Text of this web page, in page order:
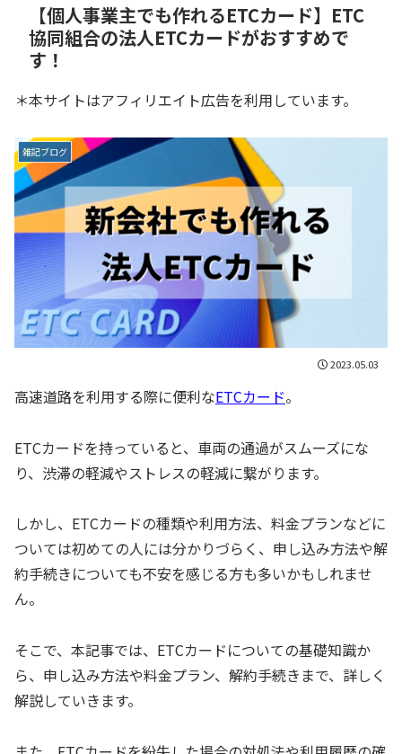
【個人事業主でも作れるETCカード】ETC
協同組合の法人ETCカードがおすすめで
す！
＊本サイトはアフィリエイト広告を利用しています。
雑記ブログ
2023.05.03
高速道路を利用する際に便利なETCカード。
ETCカードを持っていると、車両の通過がスムーズにな
り、渋滞の軽減やストレスの軽減に繋がります。
しかし、ETCカードの種類や利用方法、料金プランなどに
ついては初めての人には分かりづらく、申し込み方法や解
約手続きについても不安を感じる方も多いかもしれませ
ん。
そこで、本記事では、ETCカードについての基礎知識か
ら、申し込み方法や料金プラン、解約手続きまで、詳しく
解説していきます。